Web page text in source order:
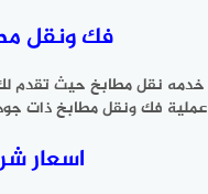
فك ونقل
نقل مطابخ حيث تقدم
فك ونقل مطابخ ذات
اسعار